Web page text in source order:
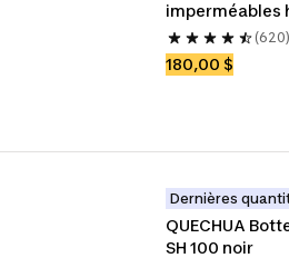
imperméables
(620)
180,00 $
Dernières
QUECHUA
SH 100 noir